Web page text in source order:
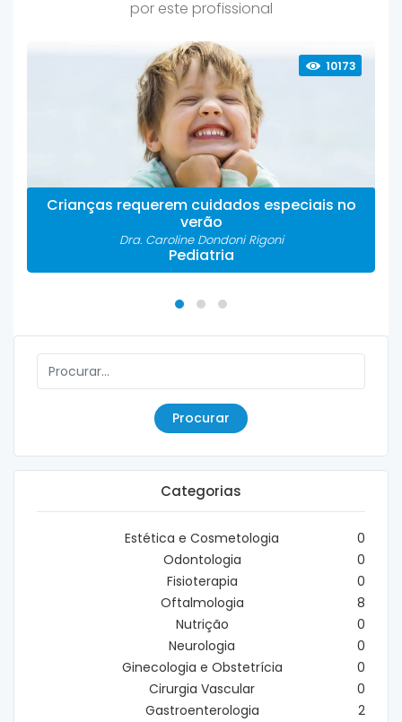
por este profissional
10173
Crianças requerem cuidados especiais no
verão
Dra. Caroline Dondoni Rigoni
Pediatria
Procurar
Categorias
Estética e Cosmetologia
0
Odontologia
0
Fisioterapia
0
Oftalmologia
8
Nutrição
0
Neurologia
0
Ginecologia e Obstetrícia
0
Cirurgia Vascular
0
Gastroenterologia
2